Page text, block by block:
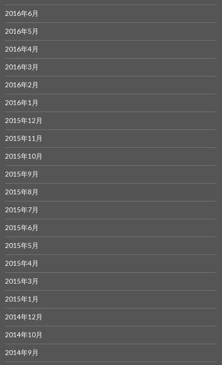
2016年6月
2016年5月
2016年4月
2016年3月
2016年2月
2016年1月
2015年12月
2015年11月
2015年10月
2015年9月
2015年8月
2015年7月
2015年6月
2015年5月
2015年4月
2015年3月
2015年1月
2014年12月
2014年10月
2014年9月